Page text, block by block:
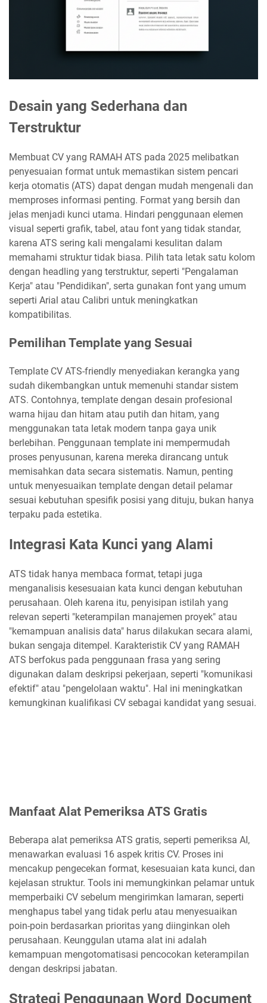
Desain yang Sederhana dan
Terstruktur
Membuat CV yang RAMAH ATS pada 2025 melibatkan
penyesuaian format untuk memastikan sistem pencari
kerja otomatis (ATS) dapat dengan mudah mengenali dan
memproses informasi penting. Format yang bersih dan
jelas menjadi kunci utama. Hindari penggunaan elemen
visual seperti grafik, tabel, atau font yang tidak standar,
karena ATS sering kali mengalami kesulitan dalam
memahami struktur tidak biasa. Pilih tata letak satu kolom
dengan headling yang terstruktur, seperti "Pengalaman
Kerja" atau "Pendidikan", serta gunakan font yang umum
seperti Arial atau Calibri untuk meningkatkan
kompatibilitas.
Pemilihan Template yang Sesuai
Template CV ATS-friendly menyediakan kerangka yang
sudah dikembangkan untuk memenuhi standar sistem
ATS. Contohnya, template dengan desain profesional
warna hijau dan hitam atau putih dan hitam, yang
menggunakan tata letak modern tanpa gaya unik
berlebihan. Penggunaan template ini mempermudah
proses penyusunan, karena mereka dirancang untuk
memisahkan data secara sistematis. Namun, penting
untuk menyesuaikan template dengan detail pelamar
sesuai kebutuhan spesifik posisi yang dituju, bukan hanya
terpaku pada estetika.
Integrasi Kata Kunci yang Alami
ATS tidak hanya membaca format, tetapi juga
menganalisis kesesuaian kata kunci dengan kebutuhan
perusahaan. Oleh karena itu, penyisipan istilah yang
relevan seperti "keterampilan manajemen proyek" atau
"kemampuan analisis data" harus dilakukan secara alami,
bukan sengaja ditempel. Karakteristik CV yang RAMAH
ATS berfokus pada penggunaan frasa yang sering
digunakan dalam deskripsi pekerjaan, seperti "komunikasi
efektif" atau "pengelolaan waktu". Hal ini meningkatkan
kemungkinan kualifikasi CV sebagai kandidat yang sesuai.
Manfaat Alat Pemeriksa ATS Gratis
Beberapa alat pemeriksa ATS gratis, seperti pemeriksa AI,
menawarkan evaluasi 16 aspek kritis CV. Proses ini
mencakup pengecekan format, kesesuaian kata kunci, dan
kejelasan struktur. Tools ini memungkinkan pelamar untuk
memperbaiki CV sebelum mengirimkan lamaran, seperti
menghapus tabel yang tidak perlu atau menyesuaikan
poin-poin berdasarkan prioritas yang diinginkan oleh
perusahaan. Keunggulan utama alat ini adalah
kemampuan mengotomatisasi pencocokan keterampilan
dengan deskripsi jabatan.
Strategi Penggunaan Word Document